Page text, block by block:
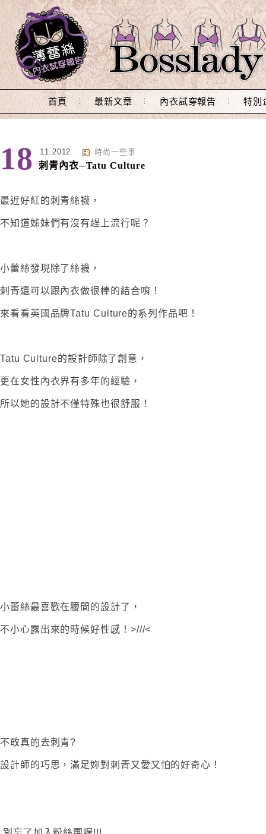
Main Menu
首頁 最新文章 內衣試穿報告 特別
18 11.2012 時尚一些事
刺青內衣─Tatu Culture
最近好紅的刺青絲襪，
不知道姊妹們有沒有趕上流行呢？
小蕾絲發現除了絲襪，
刺青還可以跟內衣做很棒的結合唷！
來看看英國品牌Tatu Culture的系列作品吧！
Tatu Culture的設計師除了創意，
更在女性內衣界有多年的經驗，
所以她的設計不僅特殊也很舒服！
小蕾絲最喜歡在腰間的設計了，
不小心露出來的時候好性感！>///<
不敢真的去刺青?
設計師的巧思，滿足妳對刺青又愛又怕的好奇心！